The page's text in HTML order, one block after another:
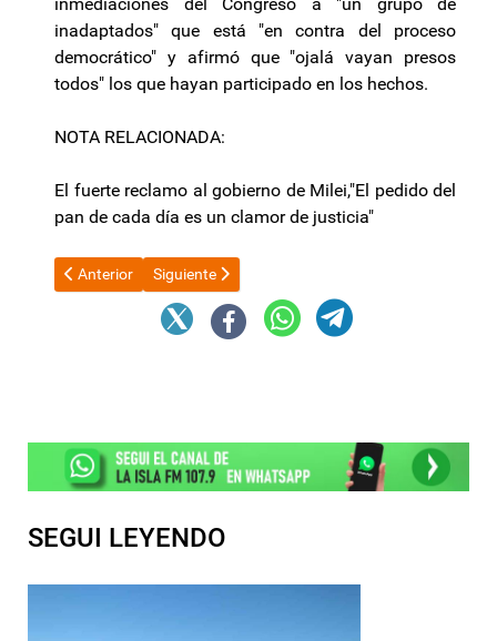
inadaptados" que está "en contra del proceso
democrático" y afirmó que "ojalá vayan presos
todos" los que hayan participado en los hechos.
NOTA RELACIONADA:
El fuerte reclamo al gobierno de Milei,"El pedido del
pan de cada día es un clamor de justicia"
Artículo anterior: Un turista quiso ir al baño en un hotel de
Anterior Artículo siguiente: Arrestan a un adolescente y
Siguiente
SEGUI LEYENDO